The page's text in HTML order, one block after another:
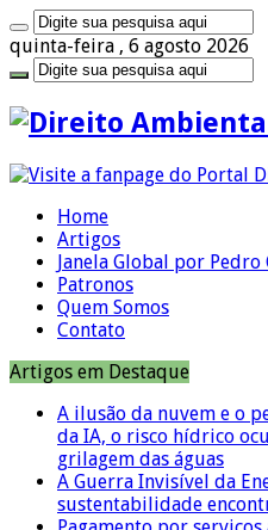
quinta-feira , 6 agosto 2026
Home
Artigos
Janela Global por Pedro
Patronos
Quem Somos
Contato
Artigos em Destaque
A ilusão da nuvem e o
da IA, o risco hídrico
grilagem das águas
A Guerra Invisível da
sustentabilidade